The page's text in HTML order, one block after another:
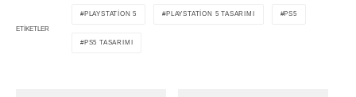
ETIKETLER
PLAYSTATION 5 PLAYSTATION 5 TASARIMI PS5
PS5 TASARIMI